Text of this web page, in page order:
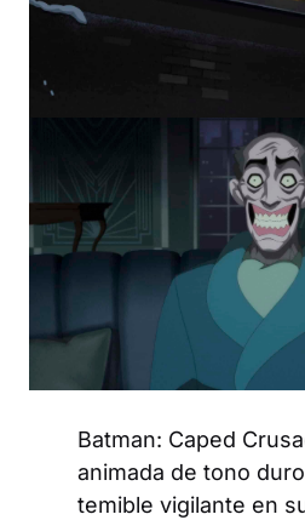
Batman: Caped
animada de tono
temible vigilante en